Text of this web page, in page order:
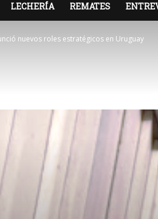
LECHERÍA REMATES
nuevos roles estratégicos en Uruguay